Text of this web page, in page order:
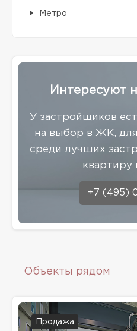
Метро
Интересуют
У застройщиков
на выбор в ЖК,
среди лучших
квартиру
+7 (495)
Объекты рядом
Продажа